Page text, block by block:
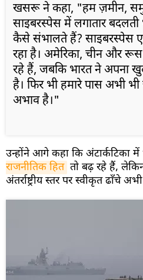
खसरू ने कहा, "हम ज़मीन,
साइबरस्पेस में लगातार बदलती
कैसे संभालते हैं? साइबरस्पेस
रहा है। अमेरिका, चीन और रूस
रहे हैं, जबकि भारत ने अपना
है। फिर भी हमारे पास अभी
अभाव है।"
उन्होंने आगे कहा कि अंटार्कटिका में
राजनीतिक हित तो बढ़ रहे हैं,
अंतर्राष्ट्रीय स्तर पर स्वीकृत ढाँचे